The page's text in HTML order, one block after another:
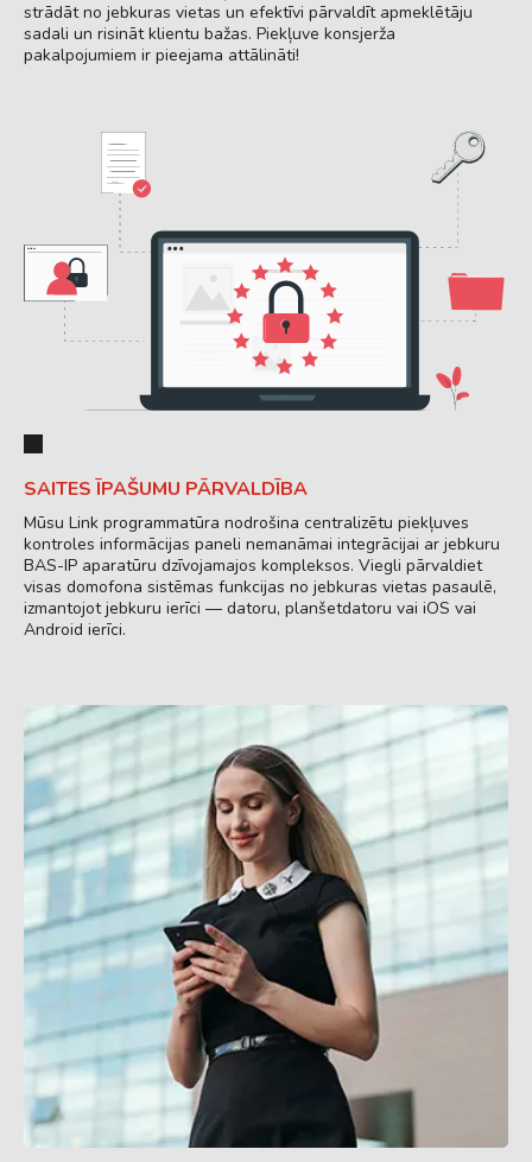
strādāt no jebkuras vietas un efektīvi pārvaldīt apmeklētāju
sadali un risināt klientu bažas. Piekļuve konsjerža
pakalpojumiem ir pieejama attālināti!
SAITES ĪPAŠUMU PĀRVALDĪBA
Mūsu Link programmatūra nodrošina centralizētu piekļuves
kontroles informācijas paneli nemanāmai integrācijai ar jebkuru
BAS-IP aparatūru dzīvojamajos kompleksos. Viegli pārvaldiet
visas domofona sistēmas funkcijas no jebkuras vietas pasaulē,
izmantojot jebkuru ierīci — datoru, planšetdatoru vai iOS vai
Android ierīci.